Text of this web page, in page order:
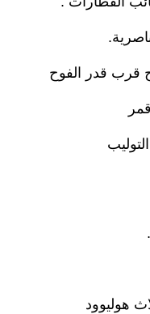
قرب قدر الفوح
هوليوود